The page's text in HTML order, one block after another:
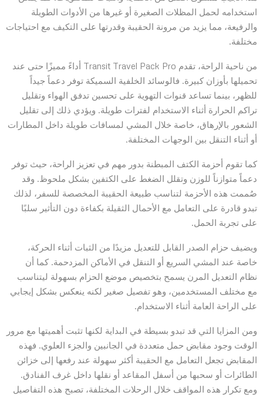
استخدامه لحمل المظلات الصغيرة أو غيرها من الأدوات الطويلة
والرفيعة، مما يزيد من مرونة الحقيبة وقدرتها على التكيف مع احتياجات
مختلفة.
من ناحية الراحة، تقدم Transit Travel Pack Pro أداءً مميزًا حتى عند
تحميلها بأوزان كبيرة. فالوسائد الخلفية السميكة توفر دعماً جيداً
للظهر، بينما تساعد قنوات التهوية على تحسين تدفق الهواء وتقليل
تراكم الحرارة أثناء الاستخدام لفترات طويلة. ويؤدي ذلك إلى تقليل
الشعور بالإرهاق، خاصة خلال المشي لمسافات طويلة داخل المطارات
أو أثناء التنقل بين الوجهات المختلفة.
كما تقوم أحزمة الكتف المبطنة بدور مهم في تعزيز الراحة، حيث توفر
دعماً متوازناً للوزن وتقلل الضغط على الكتفين بشكل ملحوظ. وقد
صُممت هذه الأحزمة لتناسب طبيعة الحقيبة المخصصة للسفر، لذلك
تبدو قادرة على التعامل مع الأحمال الثقيلة بكفاءة دون التأثير سلبًا
على تجربة الحمل.
ويضيف حزام الصدر القابل للتعديل مزيدًا من الثبات أثناء الحركة،
خاصة عند المشي السريع أو التنقل في الأماكن المزدحمة. كما أن
نظام التعديل المرن يسمح بتخصيص موضع الحزام بسهولة ليتناسب
مع مختلف المستخدمين، وهو تفصيل صغير لكنه ينعكس بشكل إيجابي
على الراحة العامة أثناء الاستخدام.
ومن المزايا التي قد تبدو بسيطة في البداية لكنها تثبت أهميتها مع مرور
الوقت وجود مقابض حمل متعددة في الجانبين والجزء العلوي. فهذه
المقابض تجعل التعامل مع الحقيبة أكثر سهولة عند رفعها إلى خزائن
الطائرات أو سحبها من أسفل المقاعد أو نقلها داخل غرف الفنادق.
ومع تكرار هذه المواقف خلال الرحلات المختلفة، تصبح هذه التفاصيل